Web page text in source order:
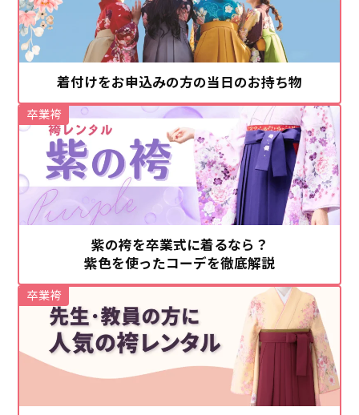
着付けをお申込みの方の当日のお持ち物
紫の袴を卒業式に着るなら？
紫色を使ったコーデを徹底解説
卒業袴
卒業袴